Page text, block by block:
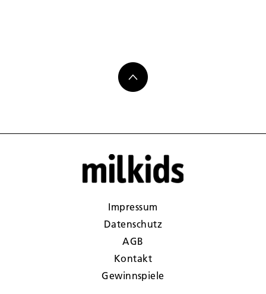
Impressum
Datenschutz
AGB
Kontakt
Gewinnspiele